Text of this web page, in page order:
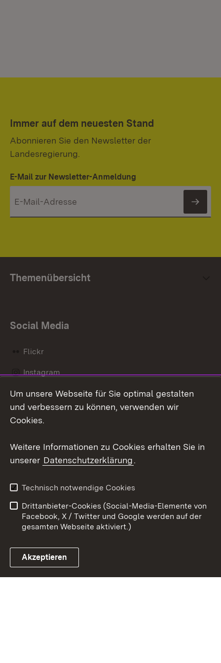
Immer auf dem neuesten Stand
Abonnieren Sie den Newsletter der
Landesregierung.
E-Mail zur Newsletter-Anmeldung
Themenübersicht
Social Media
Flickr
Instagram
Social Wall
Link zum Landesportal
Barrierefreiheit
Benutzungshinweise
Impressum
Cookies
Um unsere Webseite für Sie optimal gestalten
und verbessern zu können, verwenden wir
Cookies.
Weitere Informationen zu Cookies erhalten Sie in
unserer Datenschutzerklärung.
Technisch notwendige Cookies
Drittanbieter-Cookies (Social-Media-Elemente von
Facebook, X / Twitter und Google werden auf der
gesamten Webseite aktiviert.)
Akzeptieren